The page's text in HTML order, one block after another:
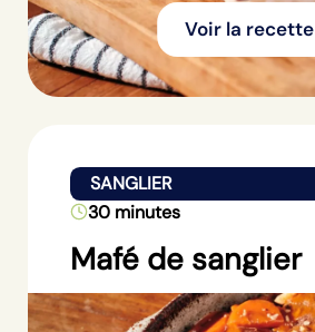
Voir la recette
SANGLIER
30 minutes
Mafé de sanglier